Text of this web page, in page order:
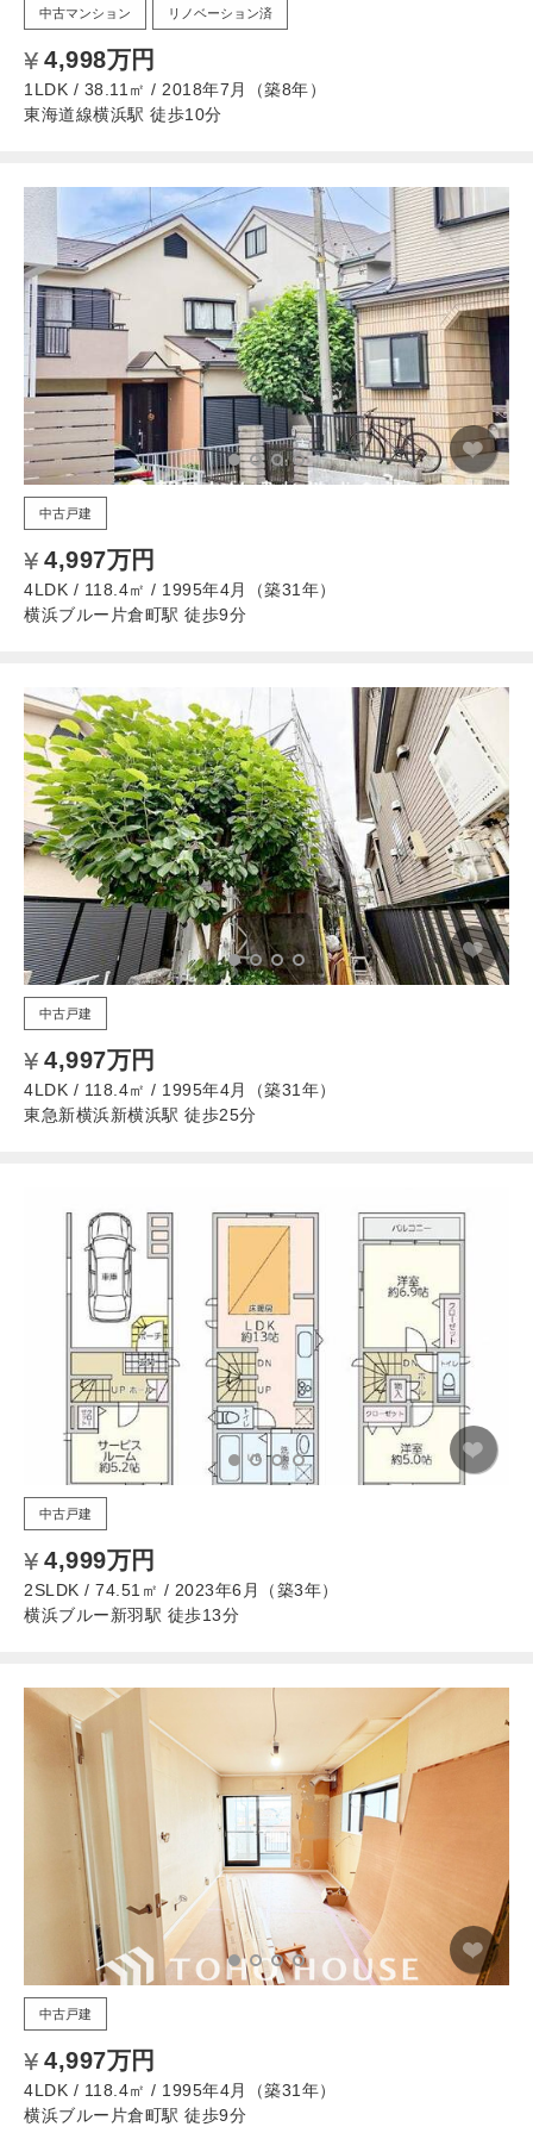
中古マンション リノベーション済
4,998万円
1LDK / 38.11㎡ / 2018年7月（築8年）
東海道線横浜駅 徒歩10分
中古戸建
4,997万円
4LDK / 118.4㎡ / 1995年4月（築31年）
横浜ブルー片倉町駅 徒歩9分
中古戸建
4,997万円
4LDK / 118.4㎡ / 1995年4月（築31年）
東急新横浜新横浜駅 徒歩25分
中古戸建
4,999万円
2SLDK / 74.51㎡ / 2023年6月（築3年）
横浜ブルー新羽駅 徒歩13分
中古戸建
4,997万円
4LDK / 118.4㎡ / 1995年4月（築31年）
横浜ブルー片倉町駅 徒歩9分